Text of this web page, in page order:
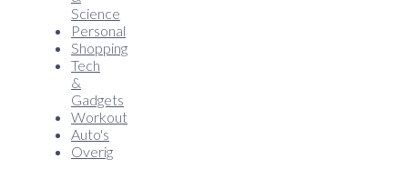
Science
Personal
Shopping
Tech
&
Gadgets
Workout
Auto's
Overig